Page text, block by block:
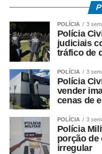
POLÍCIA 3
Polícia
judiciais
tráfico de
POLÍCIA 3
Polícia
vender
cenas de
POLÍCIA 3
Polícia
porção de
irregular